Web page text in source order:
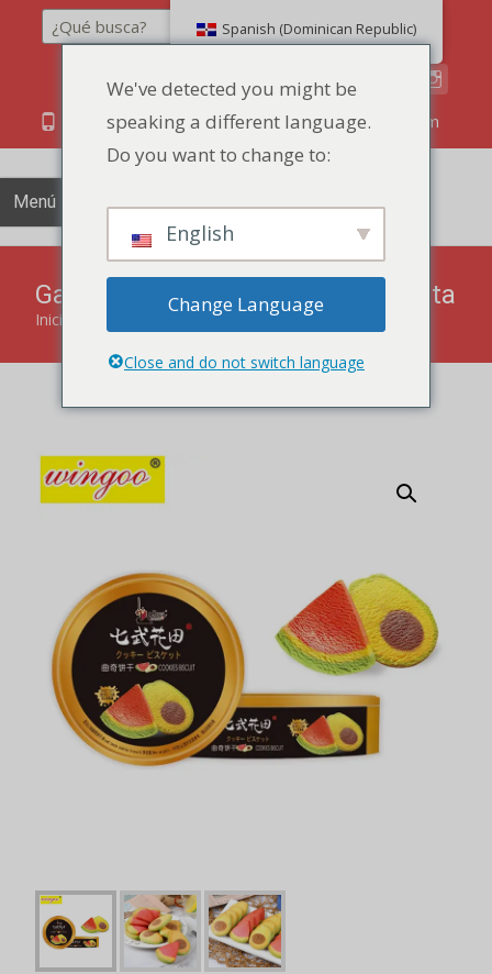
Buscar en
86 134 170 266 43 YettaDon@outlook.com
Menú
Galletas de frutas envasado en lata
Inicio Galletas de frutas envasado en lata
Spanish (Dominican Republic)
We've detected you might be
speaking a different language.
Do you want to change to:
English
Change Language
Close and do not switch language